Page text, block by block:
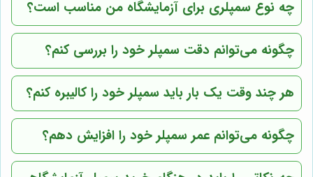
چه نوع سمپلری برای آزمایشگاه من مناسب است؟
چگونه می‌توانم دقت سمپلر خود را بررسی کنم؟
هر چند وقت یک بار باید سمپلر خود را کالیبره کنم؟
چگونه می‌توانم عمر سمپلر خود را افزایش دهم؟